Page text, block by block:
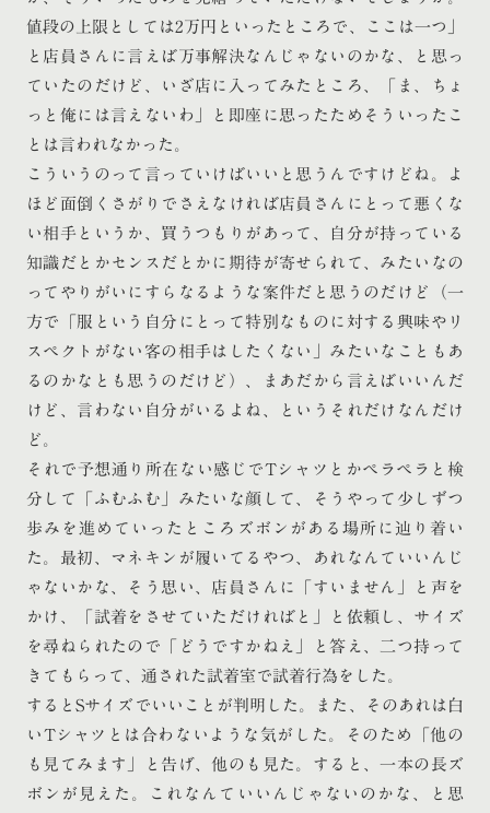
値段の上限としては2万円といったところで、ここは一つ」
と店員さんに言えば万事解決なんじゃないのかな、と思っ
ていたのだけど、いざ店に入ってみたところ、「ま、ちょ
っと俺には言えないわ」と即座に思ったためそういったこ
とは言われなかった。
こういうのって言っていけばいいと思うんですけどね。よ
ほど面倒くさがりでさえなければ店員さんにとって悪くな
い相手というか、買うつもりがあって、自分が持っている
知識だとかセンスだとかに期待が寄せられて、みたいなの
ってやりがいにすらなるような案件だと思うのだけど（一
方で「服という自分にとって特別なものに対する興味やリ
スペクトがない客の相手はしたくない」みたいなこともあ
るのかなとも思うのだけど）、まあだから言えばいいんだ
けど、言わない自分がいるよね、というそれだけなんだけ
ど。
それで予想通り所在ない感じでTシャツとかペラペラと検
分して「ふむふむ」みたいな顔して、そうやって少しずつ
歩みを進めていったところズボンがある場所に辿り着い
た。最初、マネキンが履いてるやつ、あれなんていいんじ
ゃないかな、そう思い、店員さんに「すいません」と声を
かけ、「試着をさせていただければと」と依頼し、サイズ
を尋ねられたので「どうですかねえ」と答え、二つ持って
きてもらって、通された試着室で試着行為をした。
するとSサイズでいいことが判明した。また、そのあれは白
いTシャツとは合わないような気がした。そのため「他の
も見てみます」と告げ、他のも見た。すると、一本の長ズ
ボンが見えた。これなんていいんじゃないのかな、と思